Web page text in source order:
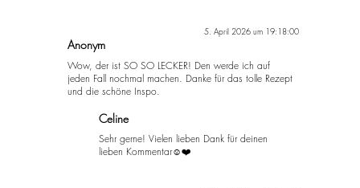
5. April 2026 um 19:18:00
Anonym
Wow, der ist SO SO LECKER! Den werde ich auf
jeden Fall nochmal machen. Danke für das tolle Rezept
und die schöne Inspo.
Celine
Sehr gerne! Vielen lieben Dank für deinen
lieben Kommentar☺️❤️